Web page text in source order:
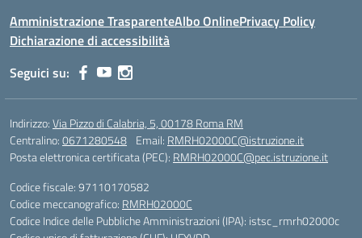
Amministrazione TrasparenteAlbo OnlinePrivacy Policy
Dichiarazione di accessibilità
Seguici su:
Indirizzo:Via Pizzo di Calabria, 5, 00178 Roma RM
Centralino:0671280548 Email: RMRH02000C@istruzione.it
Posta elettronica certificata (PEC): RMRH02000C@pec.istruzione.it
Codice fiscale: 97110170582
Codice meccanografico: RMRH02000C
Codice Indice delle Pubbliche Amministrazioni (IPA): istsc_rmrh02000c